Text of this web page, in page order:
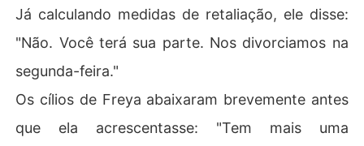
Já calculando medidas de retaliação, ele disse:
"Não. Você terá sua parte. Nos divorciamos na
segunda-feira."
Os cílios de Freya abaixaram brevemente antes
que ela acrescentasse: "Tem mais uma